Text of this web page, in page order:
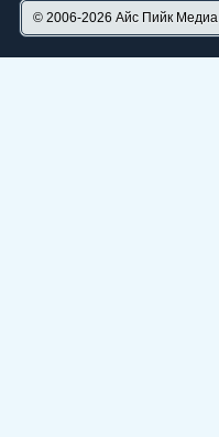
© 2006-2026 Айс Пийк Медиа